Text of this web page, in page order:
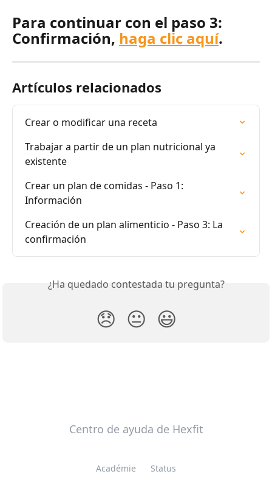
Para continuar con el paso 3:
Confirmación, haga clic aquí.
Artículos relacionados
Crear o modificar una receta
Trabajar a partir de un plan nutricional ya
existente
Crear un plan de comidas - Paso 1:
Información
Creación de un plan alimenticio - Paso 3: La
confirmación
¿Ha quedado contestada tu pregunta?
😞 😐 😃
Centro de ayuda de Hexfit
Académie Status